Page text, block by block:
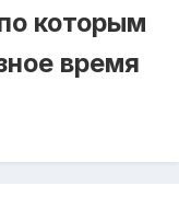
которым
время